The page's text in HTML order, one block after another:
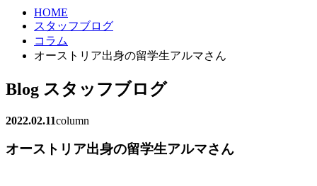
HOME
スタッフブログ
コラム
オーストリア出身の留学生アルマさん
Blog スタッフブログ
2022.02.11column
オーストリア出身の留学生アルマさん